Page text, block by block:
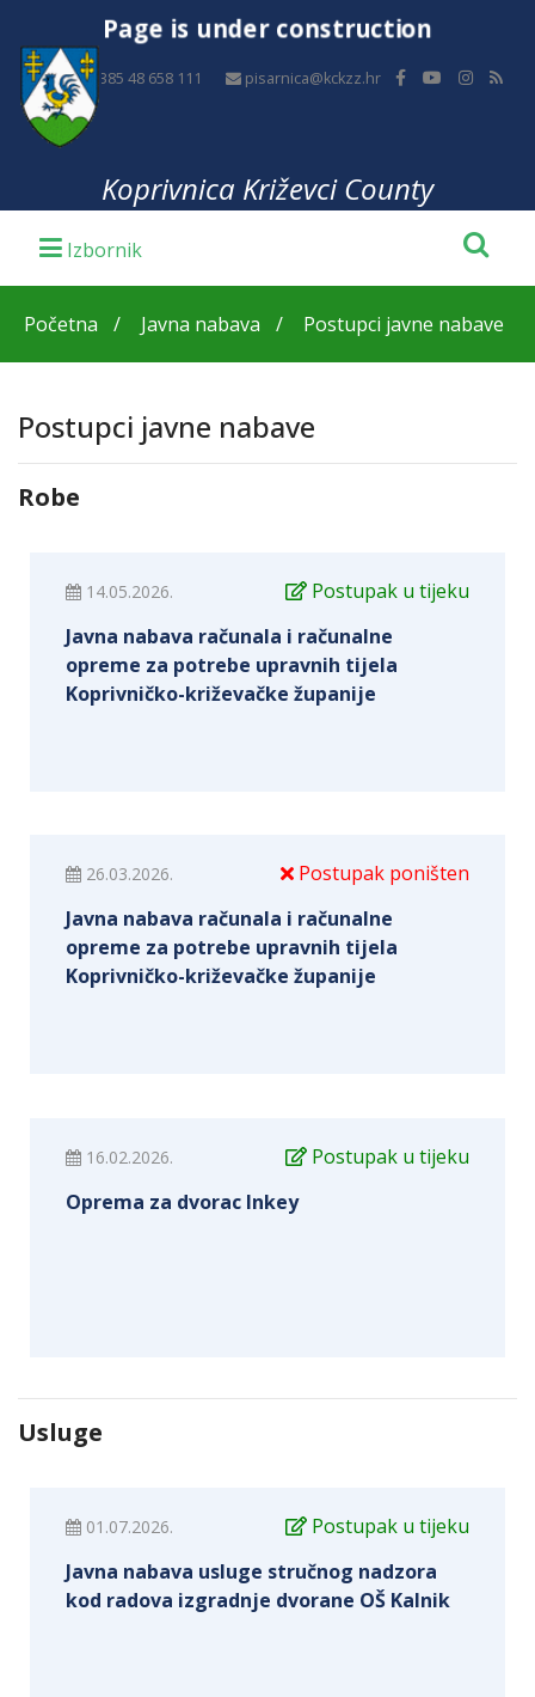
Page is under construction
+385 48 658 111 pisarnica@kckzz.hr
Koprivnica Križevci County
Početna Javna nabava Postupci javne nabave
Postupci javne nabave
Robe
14.05.2026.
Postupak u tijeku
Javna nabava računala i računalne
opreme za potrebe upravnih tijela
Koprivničko-križevačke županije
26.03.2026.
Postupak poništen
Javna nabava računala i računalne
opreme za potrebe upravnih tijela
Koprivničko-križevačke županije
16.02.2026.
Postupak u tijeku
Oprema za dvorac Inkey
Usluge
01.07.2026.
Postupak u tijeku
Javna nabava usluge stručnog nadzora
kod radova izgradnje dvorane OŠ Kalnik